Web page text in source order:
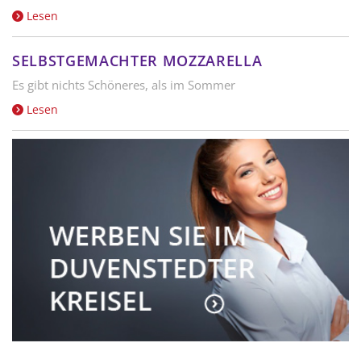
Lesen
SELBSTGEMACHTER MOZZARELLA
Es gibt nichts Schöneres, als im Sommer
Lesen